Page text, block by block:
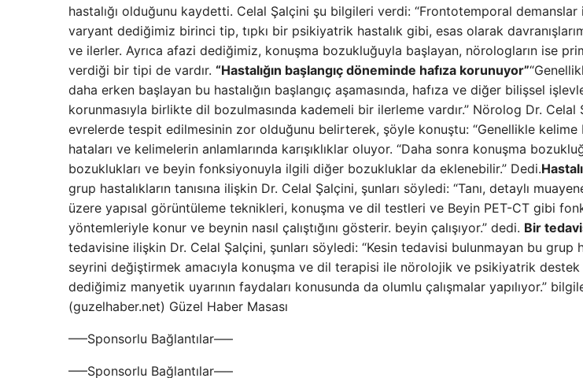
hastalığı olduğunu kaydetti. Celal Şalçini şu bilgileri verdi: “Frontotemporal demanslar
varyant dediğimiz birinci tip, tıpkı bir psikiyatrik hastalık gibi, esas olarak
ve ilerler. Ayrıca afazi dediğimiz, konuşma bozukluğuyla başlayan, nörologların ise
verdiği bir tipi de vardır. “Hastalığın başlangıç ​​döneminde hafıza korunuyor”
daha erken başlayan bu hastalığın başlangıç ​​aşamasında, hafıza ve diğer bilişsel
korunmasıyla birlikte dil bozulmasında kademeli bir ilerleme vardır.” Nörolog Dr. Celal
evrelerde tespit edilmesinin zor olduğunu belirterek, şöyle konuştu: “Genellikle
hataları ve kelimelerin anlamlarında karışıklıklar oluyor. “Daha sonra konuşma
bozuklukları ve beyin fonksiyonuyla ilgili diğer bozukluklar da eklenebilir.” Dedi.
grup hastalıkların tanısına ilişkin Dr. Celal Şalçini, şunları söyledi: “Tanı, detaylı
üzere yapısal görüntüleme teknikleri, konuşma ve dil testleri ve Beyin PET-CT gibi
yöntemleriyle konur ve beynin nasıl çalıştığını gösterir. beyin çalışıyor.” dedi. Bir
tedavisine ilişkin Dr. Celal Şalçini, şunları söyledi: “Kesin tedavisi bulunmayan bu grup
seyrini değiştirmek amacıyla konuşma ve dil terapisi ile nörolojik ve psikiyatrik destek
dediğimiz manyetik uyarının faydaları konusunda da olumlu çalışmalar yapılıyor.”
(guzelhaber.net) Güzel Haber Masası
—–Sponsorlu Bağlantılar—–
—–Sponsorlu Bağlantılar—–